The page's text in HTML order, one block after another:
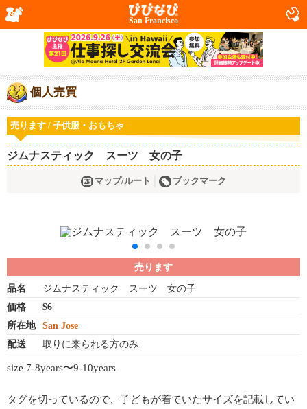
San Francisco
個人売買
売ります / 子供服・おもちゃ
ジムナスティック スーツ 女の子
マップ/ルート ブックマーク
売ります
品名
ジムナスティック スーツ 女の子
価格
$6
所在地
San Jose
配送
取りに来られる方のみ
size 7-8years〜9-10years
タグを切っているので、子どもが着ていたサイズを記載してい